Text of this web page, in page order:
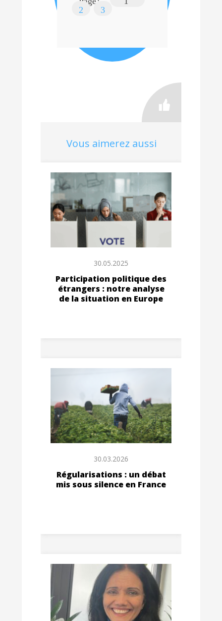
2
3
Vous aimerez aussi
30.05.2025
Participation politique des
étrangers : notre analyse
de la situation en Europe
30.03.2026
Régularisations : un débat
mis sous silence en France